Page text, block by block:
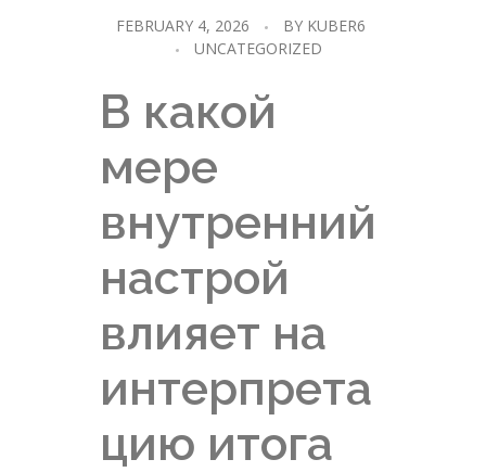
FEBRUARY 4, 2026 BY KUBER6
UNCATEGORIZED
В какой
мере
внутренний
настрой
влияет на
интерпрета
цию итога